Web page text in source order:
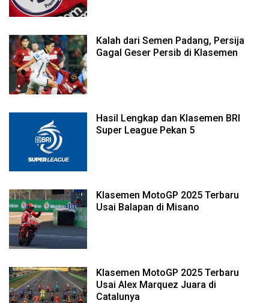
Kalah dari Semen Padang, Persija
Gagal Geser Persib di Klasemen
Hasil Lengkap dan Klasemen BRI
Super League Pekan 5
Klasemen MotoGP 2025 Terbaru
Usai Balapan di Misano
Klasemen MotoGP 2025 Terbaru
Usai Alex Marquez Juara di
Catalunya